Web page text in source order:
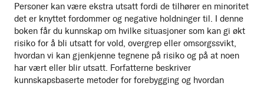
Personer kan være ekstra utsatt fordi de tilhører en minoritet
det er knyttet fordommer og negative holdninger til. I denne
boken får du kunnskap om hvilke situasjoner som kan gi økt
risiko for å bli utsatt for vold, overgrep eller omsorgssvikt,
hvordan vi kan gjenkjenne tegnene på risiko og på at noen
har vært eller blir utsatt. Forfatterne beskriver
kunnskapsbaserte metoder for forebygging og hvordan